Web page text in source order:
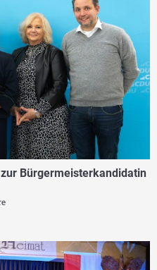
Bürgermeisterkandidatin